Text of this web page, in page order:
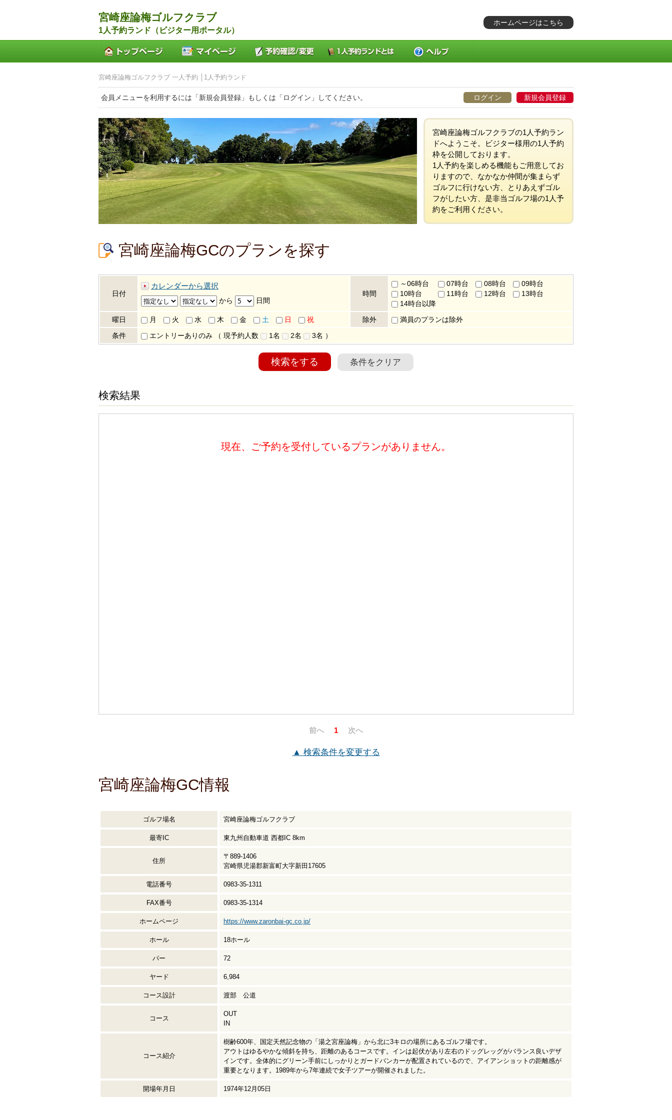
宮崎座論梅ゴルフクラブ
1人予約ランド（ビジター用ポータル）
ホームページはこちら
宮崎座論梅ゴルフクラブ 一人予約 │1人予約ランド
会員メニューを利用するには「新規会員登録」もしくは「ログイン」してください。 新規会員登録
ログイン
宮崎座論梅ゴルフクラブの1人予約ラン
ドへようこそ。ビジター様用の1人予約
枠を公開しております。
1人予約を楽しめる機能もご用意してお
りますので、なかなか仲間が集まらず
ゴルフに行けない方、とりあえずゴル
フがしたい方、是非当ゴルフ場の1人予
約をご利用ください。
宮崎座論梅GCのプランを探す
日付
カレンダーから選択
から
日間
時間
～06時台 07時台 08時台
09時台
10時台
11時台 12時台
13時台
14時台以降
曜日
月 火 水 木 金 土 日 祝 除外
満員のプランは除外
条件
エントリーありのみ （ 現予約人数 1名 2名 3名 ）
検索をする 条件をクリア
検索結果
現在、ご予約を受付しているプランがありません。
前へ 1 次へ
▲ 検索条件を変更する
宮崎座論梅GC情報
ゴルフ場名 宮崎座論梅ゴルフクラブ
最寄IC 東九州自動車道 西都IC 8km
住所
〒889-1406
宮崎県児湯郡新富町大字新田17605
電話番号 0983-35-1311
FAX番号 0983-35-1314
ホームページ https://www.zaronbai-gc.co.jp/
ホール 18ホール
パー 72
ヤード 6,984
コース設計 渡部 公道
コース
OUT
IN
コース紹介
樹齢600年、国定天然記念物の「湯之宮座論梅」から北に3キロの場所にあるゴルフ場です。
アウトはゆるやかな傾斜を持ち、距離のあるコースです。インは起伏があり左右のドッグレッグがバランス良いデザ
インです。全体的にグリーン手前にしっかりとガードバンカーが配置されているので、アイアンショットの距離感が
重要となります。1989年から7年連続で女子ツアーが開催されました。
開場年月日 1974年12月05日